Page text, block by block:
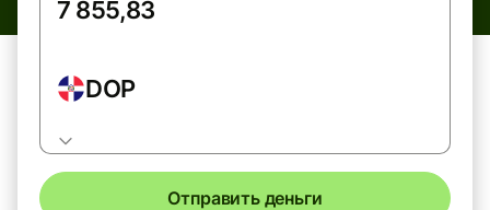
DOP
Отправить деньги